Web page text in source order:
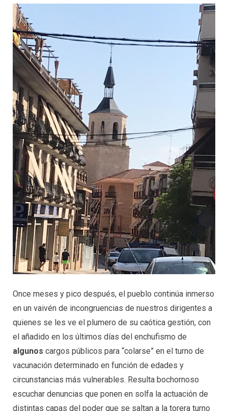
Once meses y pico después, el pueblo continúa inmerso
en un vaivén de incongruencias de nuestros dirigentes a
quienes se les ve el plumero de su caótica gestión, con
el añadido en los últimos días del enchufismo de
algunos cargos públicos para “colarse” en el turno de
vacunación determinado en función de edades y
circunstancias más vulnerables. Resulta bochornoso
escuchar denuncias que ponen en solfa la actuación de
distintas capas del poder que se saltan a la torera turno